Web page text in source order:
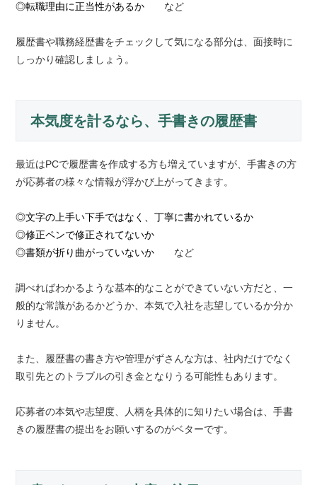
◎転職理由に正当性があるか など
履歴書や職務経歴書をチェックして気になる部分は、面接時に
しっかり確認しましょう。
本気度を計るなら、手書きの履歴書
最近はPCで履歴書を作成する方も増えていますが、手書きの方
が応募者の様々な情報が浮かび上がってきます。
◎文字の上手い下手ではなく、丁寧に書かれているか
◎修正ペンで修正されてないか
◎書類が折り曲がっていないか
など
調べればわかるような基本的なことができていない方だと、一
般的な常識があるかどうか、本気で入社を志望しているか分か
りません。
また、履歴書の書き方や管理がずさんな方は、社内だけでなく
取引先とのトラブルの引き金となりうる可能性もあります。
応募者の本気や志望度、人柄を具体的に知りたい場合は、手書
きの履歴書の提出をお願いするのがベターです。